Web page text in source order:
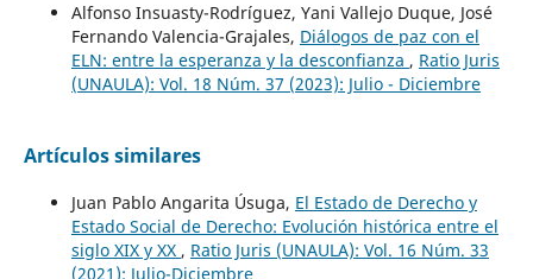
Alfonso Insuasty-Rodríguez, Yani Vallejo Duque, José
Fernando Valencia-Grajales, Diálogos de paz con el
ELN: entre la esperanza y la desconfianza , Ratio Juris
(UNAULA): Vol. 18 Núm. 37 (2023): Julio - Diciembre
Artículos similares
Juan Pablo Angarita Úsuga, El Estado de Derecho y
Estado Social de Derecho: Evolución histórica entre el
siglo XIX y XX , Ratio Juris (UNAULA): Vol. 16 Núm. 33
(2021): Julio-Diciembre